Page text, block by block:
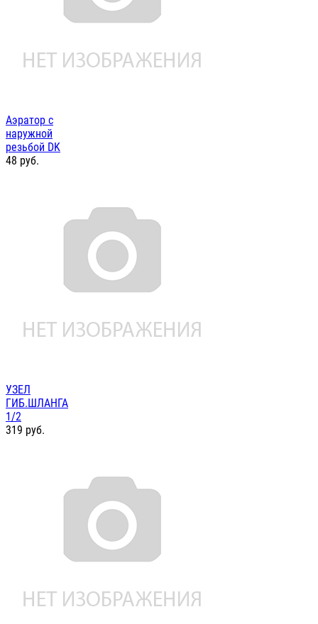
Аэратор с
наружной
резьбой DK
48 руб.
УЗЕЛ
ГИБ.ШЛАНГА
1/2
319 руб.